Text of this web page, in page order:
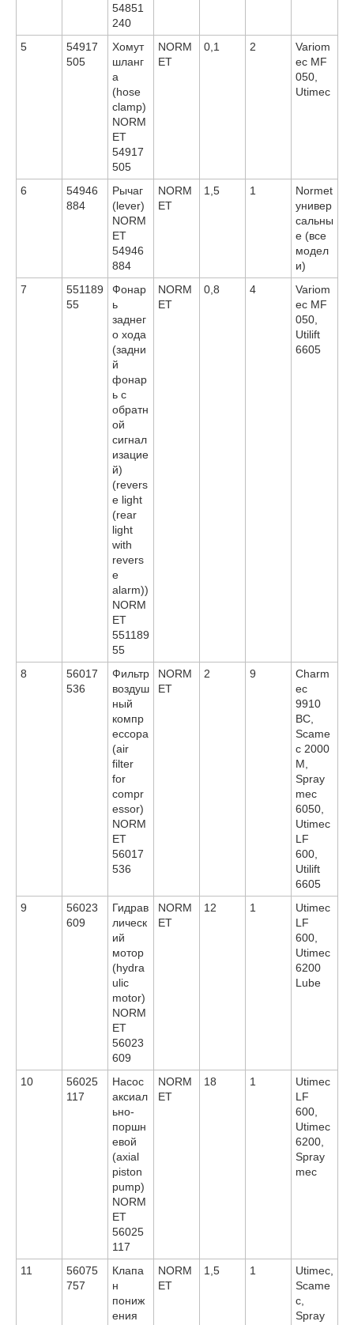
54851
240
5
54917
505
Хомут
шланг
а
(hose
clamp)
NORM
ET
54917
505
NORM
ET
0,1 2
Variom
ec MF
050,
Utimec
6
54946
884
Рычаг
(lever)
NORM
ET
54946
884
NORM
ET
1,5 1
Normet
универ
сальны
е (все
модел
и)
7
551189
55
Фонар
ь
заднег
о хода
(задни
й
фонар
ь с
обратн
ой
сигнал
изацие
й)
(revers
e light
(rear
light
with
revers
e
alarm))
NORM
ET
551189
55
NORM
ET
0,8 4
Variom
ec MF
050,
Utilift
6605
8
56017
536
Фильтр
воздуш
ный
компр
ессора
(air
filter
for
compr
essor)
NORM
ET
56017
536
NORM
ET
2 9
Charm
ec
9910
BC,
Scame
c 2000
M,
Spray
mec
6050,
Utimec
LF
600,
Utilift
6605
9
56023
609
Гидрав
лическ
ий
мотор
(hydra
ulic
motor)
NORM
ET
56023
609
NORM
ET
12 1
Utimec
LF
600,
Utimec
6200
Lube
10
56025
117
Насос
аксиал
ьно-
поршн
евой
(axial
piston
pump)
NORM
ET
56025
117
NORM
ET
18 1
Utimec
LF
600,
Utimec
6200,
Spray
mec
11
56075
757
Клапа
н
пониж
ения
NORM
ET
1,5 1
Utimec,
Scame
c,
Spray